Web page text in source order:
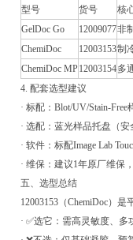
型号
货号
核
GelDoc Go
12009077非
ChemiDoc
12003153制
ChemiDoc MP12003154多
4. 配套选型建议
· 标配：Blot/UV/Stain-
· 选配：蓝光样品托盘（
· 软件：标配Image Lab
· 维保：建议1年原厂维保
五、选型总结
12003153（ChemiDoc）
· ✅选它：需高灵敏度、